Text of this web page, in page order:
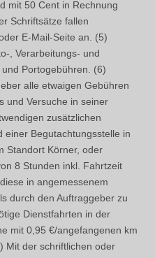
mit 50 Cent in Rechnung
Schriftsätze fallen
E-Mail-Seite an. (5)
, Verarbeitungs- und
Portogebühren. (6)
alle etwaigen Gebühren
und Versuche in seiner
zusätzlichen
einer Begutachtungsstelle in
Standort Körner, oder
8 Stunden inkl. Fahrtzeit
in angemessenem
durch den Auftraggeber zu
Dienstfahrten in der
mit 0,95 €/angefangenen km
Mit der schriftlichen oder